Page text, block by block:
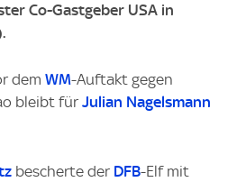
Co-Gastgeber USA in
dem WM-Auftakt gegen
bleibt fürJulian Nagelsmann
bescherte der DFB-Elf mit